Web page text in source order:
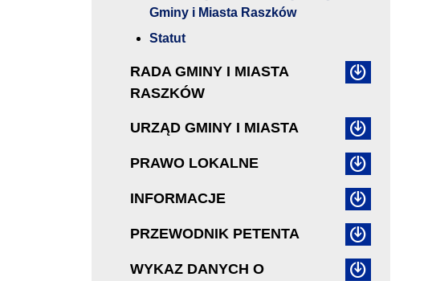
Gminy i Miasta Raszków
Statut
RADA GMINY I MIASTA
RASZKÓW
URZĄD GMINY I MIASTA
PRAWO LOKALNE
INFORMACJE
PRZEWODNIK PETENTA
WYKAZ DANYCH O